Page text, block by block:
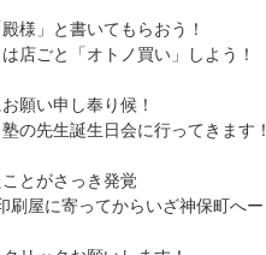
様」と書いてもらおう！
店ごと「オトノ買い」しよう！
願い申し奉り候！
の先生誕生日会に行ってきます！
とがさっき発覚
刷屋に寄ってからいざ神保町へー